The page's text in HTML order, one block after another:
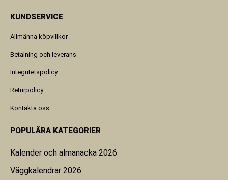
KUNDSERVICE
Allmänna köpvillkor
Betalning och leverans
Integritetspolicy
Returpolicy
Kontakta oss
POPULÄRA KATEGORIER
Kalender och almanacka 2026
Väggkalendrar 2026